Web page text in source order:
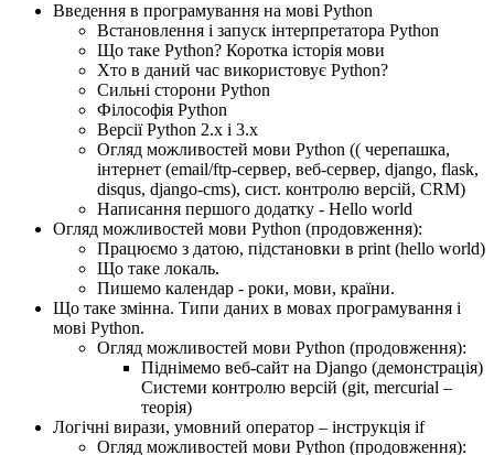
Введення в програмування на мові Python
Встановлення і запуск інтерпретатора Python
Що таке Python? Коротка історія мови
Хто в даний час використовує Python?
Cильні сторони Python
Філософія Python
Версії Python 2.x і 3.x
Огляд можливостей мови Python (( черепашка,
інтернет (email/ftp-сервер, веб-сервер, django, flask,
disqus, django-cms), сист. контролю версій, CRM)
Написання першого додатку - Hello world
Огляд можливостей мови Python (продовження):
Працюємо з датою, підстановки в print (hello world)
Що таке локаль.
Пишемо календар - роки, мови, країни.
Що таке змінна. Типи даних в мовах програмування і
мові Python.
Огляд можливостей мови Python (продовження):
Піднімемо веб-сайт на Django (демонстрація)
Системи контролю версій (git, mercurial –
теорія)
Логічні вирази, умовний оператор – інструкція if
Огляд можливостей мови Python (продовження):